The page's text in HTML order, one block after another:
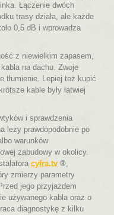
Łączenie dwóch
trasy działa, ale każde
0,5 dB i wprowadza
z niewielkim zapasem,
na dachu. Zwoje
tłumienie. Lepiej też kupić
kable były łatwiej
i sprawdzenia
leży prawdopodobnie po
warunków
zabudowy w okolicy.
cyfra.tv ®,
zmierzy parametry
jego przyjazdem
używanego kabla oraz o
diagnostykę z kilku